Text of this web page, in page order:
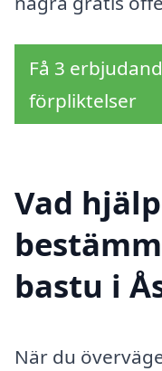
Få 3
förpliktelser
Vad
bastu i
När du